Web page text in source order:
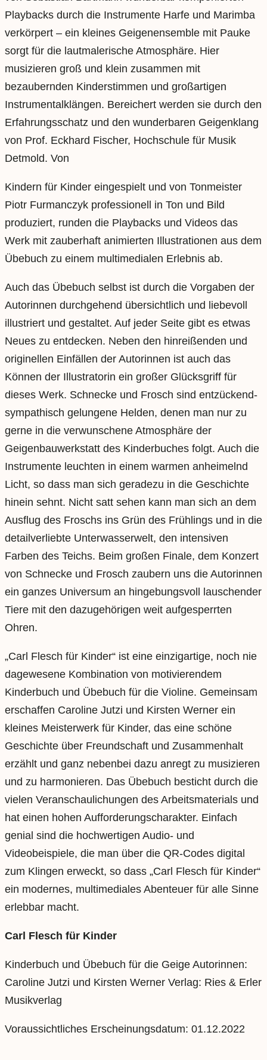
Playbacks durch die Instrumente Harfe und Marimba
verkörpert – ein kleines Geigenensemble mit Pauke
sorgt für die lautmalerische Atmosphäre. Hier
musizieren groß und klein zusammen mit
bezaubernden Kinderstimmen und großartigen
Instrumentalklängen. Bereichert werden sie durch den
Erfahrungsschatz und den wunderbaren Geigenklang
von Prof. Eckhard Fischer, Hochschule für Musik
Detmold. Von
Kindern für Kinder eingespielt und von Tonmeister
Piotr Furmanczyk professionell in Ton und Bild
produziert, runden die Playbacks und Videos das
Werk mit zauberhaft animierten Illustrationen aus dem
Übebuch zu einem multimedialen Erlebnis ab.
Auch das Übebuch selbst ist durch die Vorgaben der
Autorinnen durchgehend übersichtlich und liebevoll
illustriert und gestaltet. Auf jeder Seite gibt es etwas
Neues zu entdecken. Neben den hinreißenden und
originellen Einfällen der Autorinnen ist auch das
Können der Illustratorin ein großer Glücksgriff für
dieses Werk. Schnecke und Frosch sind entzückend-
sympathisch gelungene Helden, denen man nur zu
gerne in die verwunschene Atmosphäre der
Geigenbauwerkstatt des Kinderbuches folgt. Auch die
Instrumente leuchten in einem warmen anheimelnd
Licht, so dass man sich geradezu in die Geschichte
hinein sehnt. Nicht satt sehen kann man sich an dem
Ausflug des Froschs ins Grün des Frühlings und in die
detailverliebte Unterwasserwelt, den intensiven
Farben des Teichs. Beim großen Finale, dem Konzert
von Schnecke und Frosch zaubern uns die Autorinnen
ein ganzes Universum an hingebungsvoll lauschender
Tiere mit den dazugehörigen weit aufgesperrten
Ohren.
„Carl Flesch für Kinder“ ist eine einzigartige, noch nie
dagewesene Kombination von motivierendem
Kinderbuch und Übebuch für die Violine. Gemeinsam
erschaffen Caroline Jutzi und Kirsten Werner ein
kleines Meisterwerk für Kinder, das eine schöne
Geschichte über Freundschaft und Zusammenhalt
erzählt und ganz nebenbei dazu anregt zu musizieren
und zu harmonieren. Das Übebuch besticht durch die
vielen Veranschaulichungen des Arbeitsmaterials und
hat einen hohen Aufforderungscharakter. Einfach
genial sind die hochwertigen Audio- und
Videobeispiele, die man über die QR-Codes digital
zum Klingen erweckt, so dass „Carl Flesch für Kinder“
ein modernes, multimediales Abenteuer für alle Sinne
erlebbar macht.
Carl Flesch für Kinder
Kinderbuch und Übebuch für die Geige Autorinnen:
Caroline Jutzi und Kirsten Werner Verlag: Ries & Erler
Musikverlag
Voraussichtliches Erscheinungsdatum: 01.12.2022